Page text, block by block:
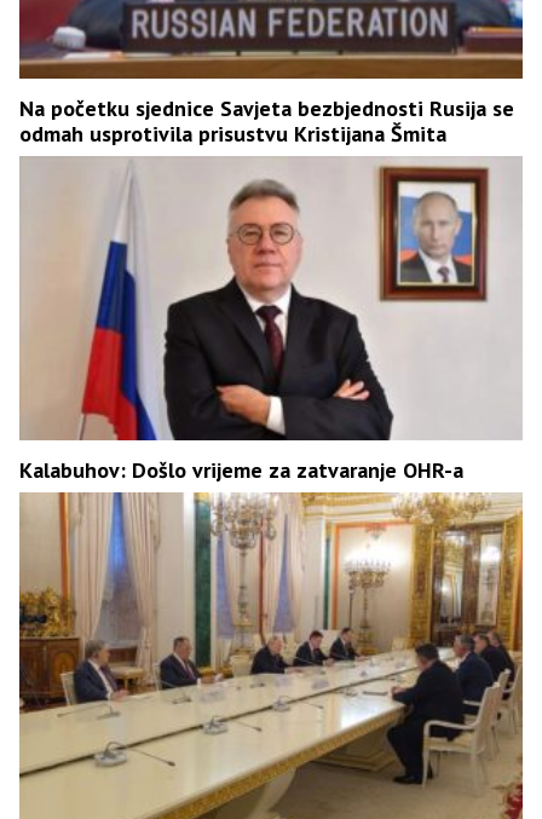
Na početku sjednice Savjeta bezbjednosti Rusija se
odmah usprotivila prisustvu Kristijana Šmita
Kalabuhov: Došlo vrijeme za zatvaranje OHR-a